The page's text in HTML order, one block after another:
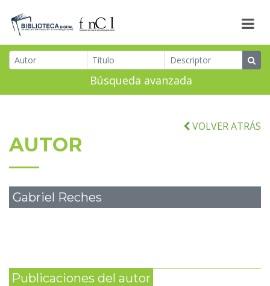
Búsqueda avanzada
VOLVER ATRÁS
AUTOR
Gabriel Reches
Publicaciones del autor